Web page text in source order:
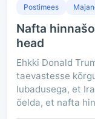
Postimees
Nafta
head
Ehkki Donald
taevastesse
lubadusega, et
öelda, et nafta